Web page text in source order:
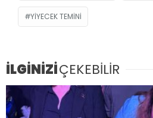
YIYECEK TEMINI
İLGİNİZİÇEKEBİLİR